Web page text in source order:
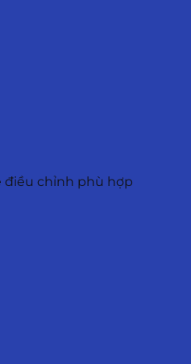
điều chỉnh phù hợp